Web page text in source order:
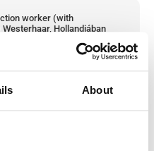
About
worker (with
Hollandiában
for:2 nap